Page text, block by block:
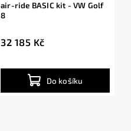
air-ride BASIC kit - VW Golf
8
32 185 Kč
Do košíku